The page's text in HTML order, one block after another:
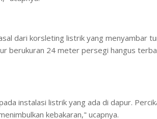
dari korsleting listrik yang menyambar
berukuran 24 meter persegi hangus
instalasi listrik yang ada di dapur.
kebakaran," ucapnya.